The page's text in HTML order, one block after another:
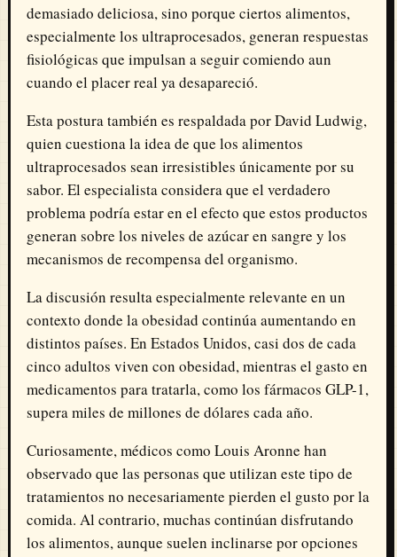
demasiado deliciosa, sino porque ciertos alimentos,
especialmente los ultraprocesados, generan respuestas
fisiológicas que impulsan a seguir comiendo aun
cuando el placer real ya desapareció.
Esta postura también es respaldada porDavid Ludwig,
quien cuestiona la idea de que los alimentos
ultraprocesados sean irresistibles únicamente por su
sabor. El especialista considera que el verdadero
problema podría estar en el efecto que estos productos
generan sobre los niveles de azúcar en sangre y los
mecanismos de recompensa del organismo.
La discusión resulta especialmente relevante en un
contexto donde la obesidad continúa aumentando en
distintos países. En Estados Unidos, casi dos de cada
cinco adultos viven con obesidad, mientras el gasto en
medicamentos para tratarla, como los fármacos GLP-1,
supera miles de millones de dólares cada año.
Curiosamente, médicos como Louis Aronne han
observado que las personas que utilizan este tipo de
tratamientos no necesariamente pierden el gusto por la
comida. Al contrario, muchas continúan disfrutando
los alimentos, aunque suelen inclinarse por opciones